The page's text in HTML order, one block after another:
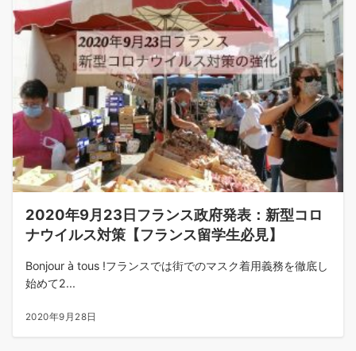
2020年9月23日フランス政府発表：新型コロ
ナウイルス対策【フランス留学生必見】
Bonjour à tous !フランスでは街でのマスク着用義務を徹底し
始めて2...
2020年9月28日